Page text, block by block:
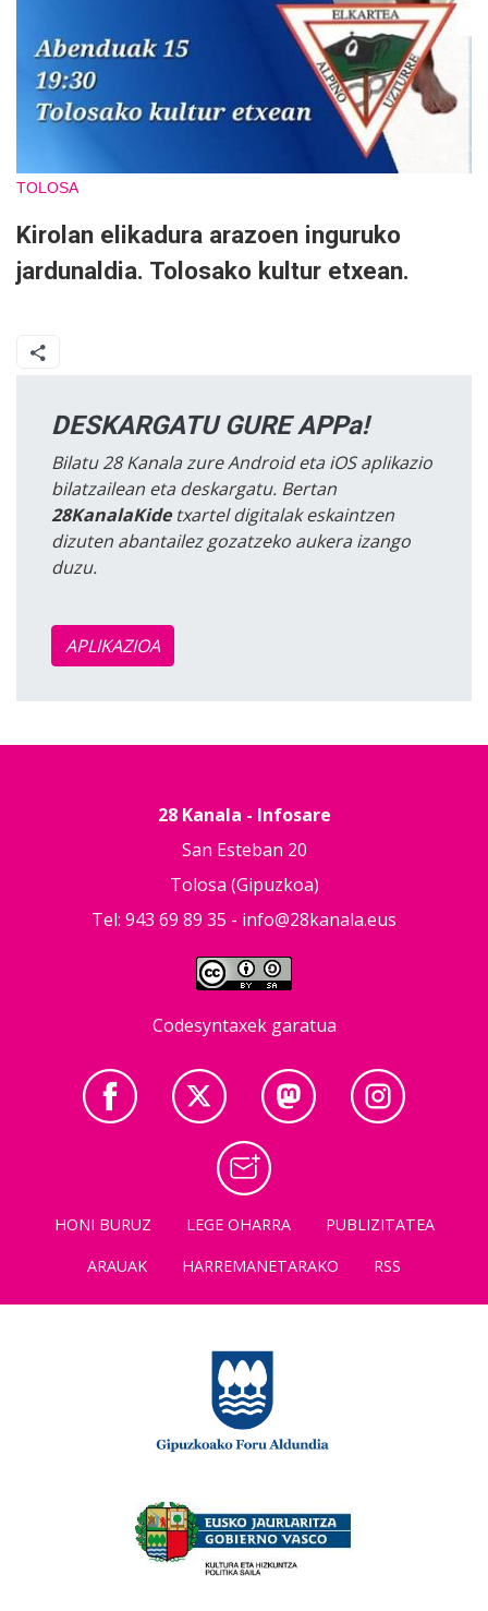
TOLOSA
Kirolan elikadura arazoen inguruko
jardunaldia. Tolosako kultur etxean.
DESKARGATU GURE APPa!
Bilatu 28 Kanala zure Android eta iOS aplikazio
bilatzailean eta deskargatu. Bertan
28KanalaKidetxartel digitalak eskaintzen
dizuten abantailez gozatzeko aukera izango
duzu.
APLIKAZIOA
28 Kanala - Infosare
San Esteban 20
Tolosa (Gipuzkoa)
Tel: 943 69 89 35 - info@28kanala.eus
Codesyntaxek garatua
HONI BURUZ LEGE OHARRA
PUBLIZITATEA
ARAUAK
HARREMANETARAKO RSS